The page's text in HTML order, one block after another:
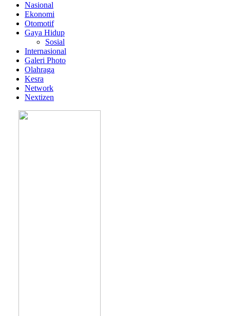
Nasional
Ekonomi
Otomotif
Gaya Hidup
Sosial
Internasional
Galeri Photo
Olahraga
Kesra
Network
Nextizen